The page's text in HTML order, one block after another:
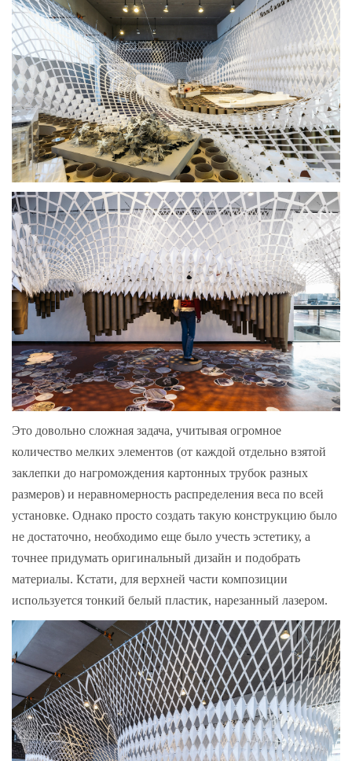
Это довольно сложная задача, учитывая огромное
количество мелких элементов (от каждой отдельно взятой
заклепки до нагромождения картонных трубок разных
размеров) и неравномерность распределения веса по всей
установке. Однако просто создать такую конструкцию было
не достаточно, необходимо еще было учесть эстетику, а
точнее придумать оригинальный дизайн и подобрать
материалы. Кстати, для верхней части композиции
используется тонкий белый пластик, нарезанный лазером.